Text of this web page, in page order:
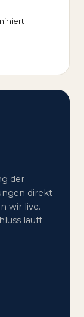
der
direkt
wir live.
läuft